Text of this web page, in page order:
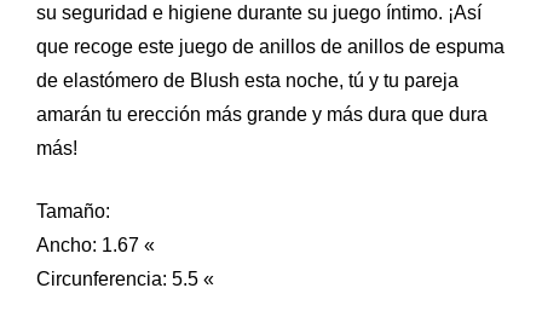
su seguridad e higiene durante su juego íntimo. ¡Así
que recoge este juego de anillos de anillos de espuma
de elastómero de Blush esta noche, tú y tu pareja
amarán tu erección más grande y más dura que dura
más!
Tamaño:
Ancho: 1.67 «
Circunferencia: 5.5 «